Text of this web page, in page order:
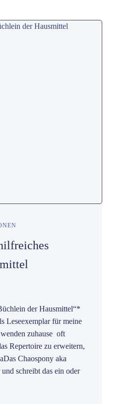
der Hausmittel“*
Leseexemplar für meine
zuhause oft
Repertoire zu erweitern,
Chaospony aka
schreibt das ein oder